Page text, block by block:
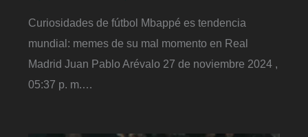
Curiosidades de fútbol Mbappé es tendencia
mundial: memes de su mal momento en Real
Madrid Juan Pablo Arévalo 27 de noviembre 2024 ,
05:37 p. m.…